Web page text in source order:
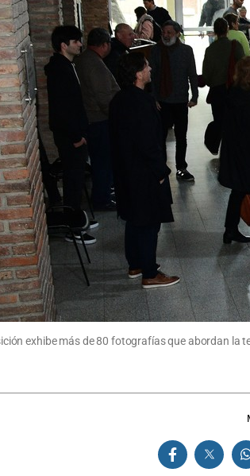
exhibe más de 80 fotografías que abordan la